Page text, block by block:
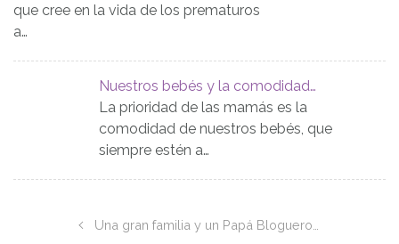
que cree en la vida de los prematuros
a…
Nuestros bebés y la comodidad…
La prioridad de las mamás es la
comodidad de nuestros bebés, que
siempre estén a…
Una gran familia y un Papá Bloguero…